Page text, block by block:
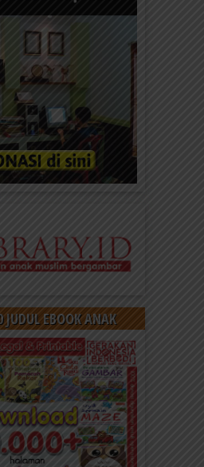
EBOOK ANAK